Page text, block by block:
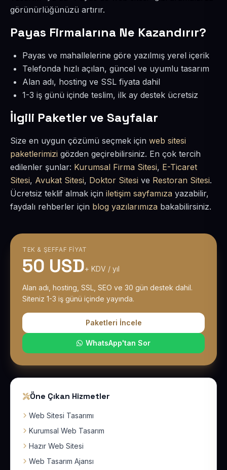
görünürlüğünüzü artırır.
Payas Firmalarına Ne Kazandırır?
Payas ve mahallelerine göre yazılmış yerel içerik
Telefonda hızlı açılan, güncel ve uyumlu tasarım
Alan adı, hosting ve SSL fiyata dahil
1-3 iş günü içinde teslim, ilk ay destek ücretsiz
İlgili Paketler ve Sayfalar
Size en uygun çözümü seçmek için web sitesi
paketlerimizi gözden geçirebilirsiniz. En çok tercih
edilenler şunlar: Kurumsal Firma Sitesi, E-Ticaret
Sitesi, Avukat Sitesi, Doktor Sitesi ve Restoran Sitesi.
Ücretsiz teklif almak için iletişim sayfamıza yazabilir,
faydalı rehberler için blog yazılarımıza bakabilirsiniz.
TEK & ŞEFFAF FIYAT
50 USD+ KDV / yıl
Alan adı, hosting, SSL, SEO ve 30 gün destek dahil.
Siteniz 1-3 iş günü içinde yayında.
Paketleri İncele
WhatsApp'tan Sor
Öne Çıkan Hizmetler
Web Sitesi Tasarımı
Kurumsal Web Tasarım
Hazır Web Sitesi
Web Tasarım Ajansı